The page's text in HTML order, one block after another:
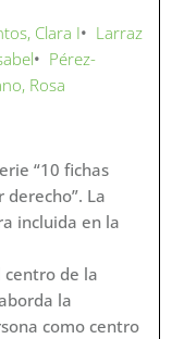
Clara I• Larraz
• Pérez-
Rosa
“10 fichas
La
incluida en la
centro de la
la
como centro